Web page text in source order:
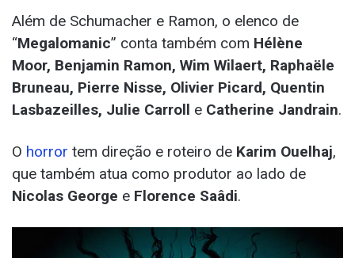
Além de Schumacher e Ramon, o elenco de
“Megalomanic” conta também com Hélène
Moor, Benjamin Ramon, Wim Wilaert, Raphaële
Bruneau, Pierre Nisse, Olivier Picard, Quentin
Lasbazeilles, Julie Carroll e Catherine Jandrain.
O horror tem direção e roteiro de Karim Ouelhaj,
que também atua como produtor ao lado de
Nicolas George e Florence Saâdi.